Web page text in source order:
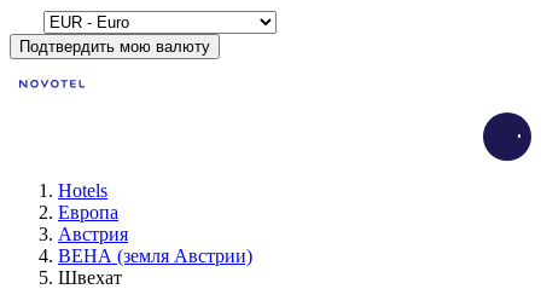
Подтвердить мою валюту
Hotels
Европа
Австрия
ВЕНА (земля Австрии)
Швехат